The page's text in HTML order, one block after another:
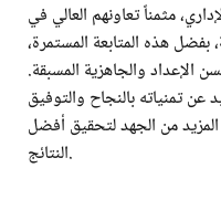
مثمناً تعاونهم العالي في
هذه المتابعة المستمرة،
الإعداد والجاهزية المسبقة.
تمنياته بالنجاح والتوفيق
المزيد من الجهد لتحقيق أفضل
النتائج.